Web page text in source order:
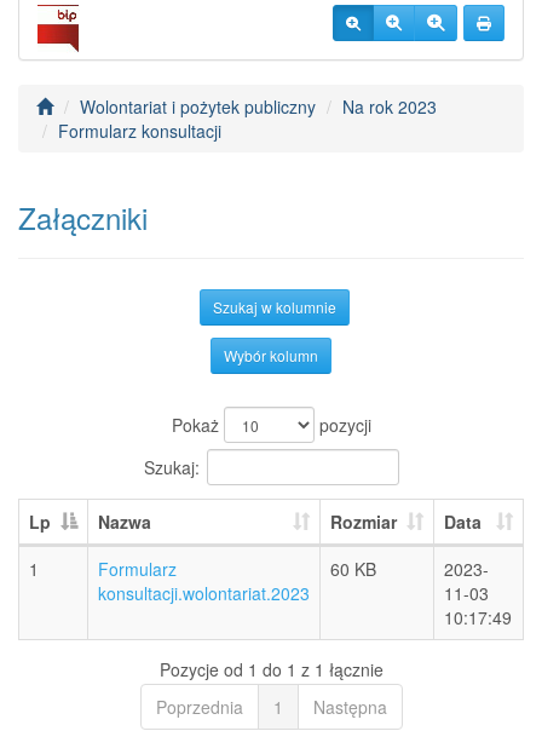
Wolontariat i pożytek publiczny
Na rok 2023
Formularz konsultacji
Załączniki
Szukaj w kolumnie
Wybór kolumn
Pokaż
pozycji
Szukaj:
Lp Nazwa Rozmiar
Data
1
Formularz
konsultacji.wolontariat.2023
60 KB
2023-
11-03
10:17:49
Pozycje od 1 do 1 z 1 łącznie
Poprzednia
1 Następna